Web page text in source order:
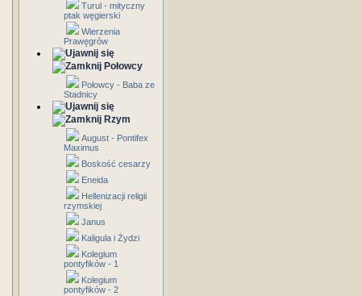
Turul - mityczny
ptak węgierski
Wierzenia
Prawęgrów
Połowcy
Połowcy - Baba ze
Stadnicy
Rzym
August - Pontifex
Maximus
Boskość cesarzy
Eneida
Hellenizacji religii
rzymskiej
Janus
Kaligula i Żydzi
Kolegium
pontyfików - 1
Kolegium
pontyfików - 2